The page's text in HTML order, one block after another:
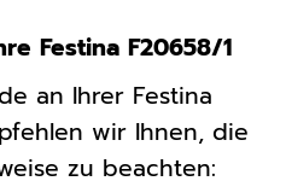
Festina F20658/1
an Ihrer Festina
wir Ihnen, die
zu beachten: